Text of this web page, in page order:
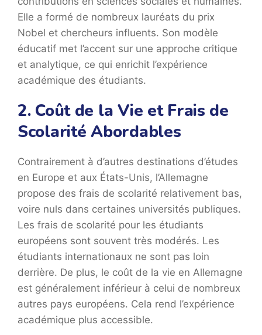
Elle a formé de nombreux lauréats du prix
Nobel et chercheurs influents. Son modèle
éducatif met l’accent sur une approche critique
et analytique, ce qui enrichit l’expérience
académique des étudiants.
2. Coût de la Vie et Frais de
Scolarité Abordables
Contrairement à d’autres destinations d’études
en Europe et aux États-Unis, l’Allemagne
propose des frais de scolarité relativement bas,
voire nuls dans certaines universités publiques.
Les frais de scolarité pour les étudiants
européens sont souvent très modérés. Les
étudiants internationaux ne sont pas loin
derrière. De plus, le coût de la vie en Allemagne
est généralement inférieur à celui de nombreux
autres pays européens. Cela rend l’expérience
académique plus accessible.